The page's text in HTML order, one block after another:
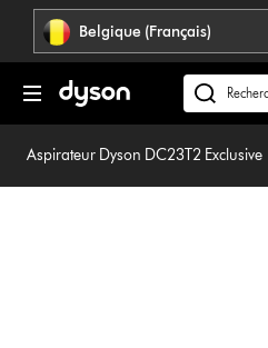
Sauter
pages
Belgique (Français)
Rechercher
des
produits
Aspirateur Dyson DC23T2 Exclusive